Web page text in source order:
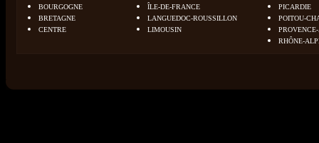
BOURGOGNE
BRETAGNE
CENTRE
ÎLE-DE-FRANCE
LANGUEDOC-ROUSSILLON
LIMOUSIN
PICARDIE
POITOU-
RHÔNE-